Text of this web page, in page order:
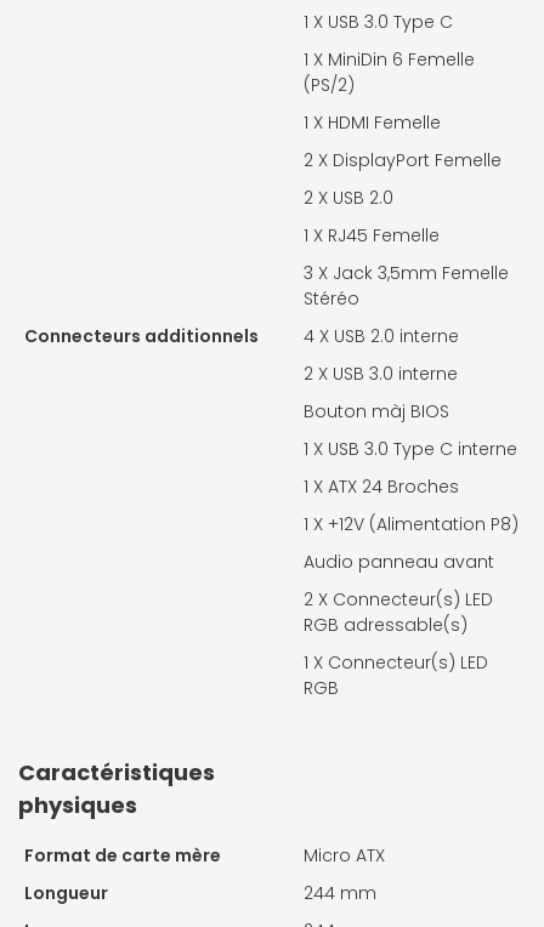
1 X USB 3.0 Type C
1 X MiniDin 6 Femelle
(PS/2)
1 X HDMI Femelle
2 X DisplayPort Femelle
2 X USB 2.0
1 X RJ45 Femelle
3 X Jack 3,5mm Femelle
Stéréo
Connecteurs additionnels
4 X USB 2.0 interne
2 X USB 3.0 interne
Bouton màj BIOS
1 X USB 3.0 Type C interne
1 X ATX 24 Broches
1 X +12V (Alimentation P8)
Audio panneau avant
2 X Connecteur(s) LED
RGB adressable(s)
1 X Connecteur(s) LED
RGB
Caractéristiques
physiques
Format de carte mère
Micro ATX
Longueur
244 mm